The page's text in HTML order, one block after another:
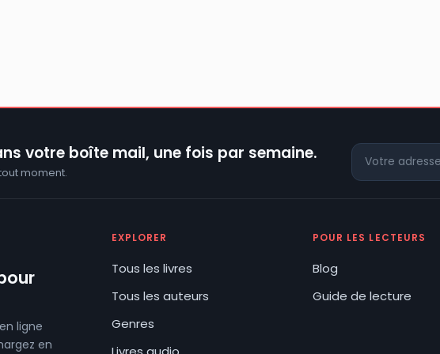
votre boîte mail, une fois par semaine.
moment.
ligne
en
EXPLORER
Tous les livres
Tous les auteurs
Genres
POUR LES LECTEURS
Blog
Guide de lecture